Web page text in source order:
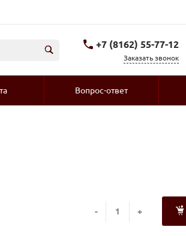
+7 (8162) 55-77-12
Заказать звонок
Вопрос-ответ
- +